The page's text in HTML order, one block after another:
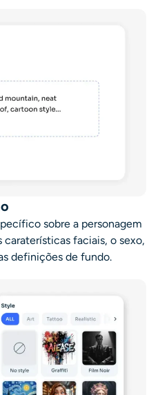
sobre a personagem
faciais, o sexo,
definições de fundo.